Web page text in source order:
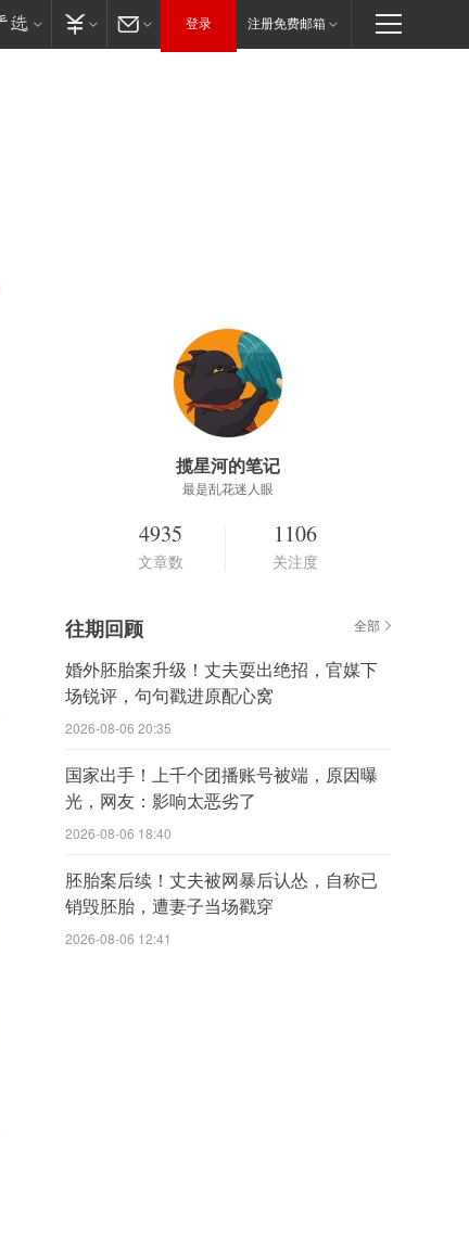
登录 注册免费邮箱
揽星河的笔记
最是乱花迷人眼
4935
文章数
1106
关注度
往期回顾 全部
婚外胚胎案升级！丈夫耍出绝招，官媒下
场锐评，句句戳进原配心窝
2026-08-06 20:35
国家出手！上千个团播账号被端，原因曝
光，网友：影响太恶劣了
2026-08-06 18:40
胚胎案后续！丈夫被网暴后认怂，自称已
销毁胚胎，遭妻子当场戳穿
2026-08-06 12:41